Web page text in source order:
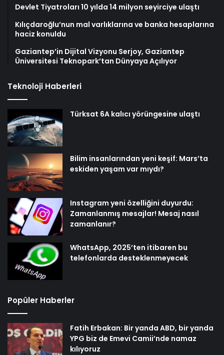
Devlet Tiyatroları 10 yılda 14 milyon seyirciye ulaştı
Kılıçdaroğlu’nun mal varlıklarına ve banka hesaplarına
haciz konuldu
Gaziantep’in Dijital Vizyonu Serjoy, Gaziantep
Üniversitesi Teknopark’tan Dünyaya Açılıyor
Teknoloji Haberleri
Türksat 6A kalıcı yörüngesine ulaştı
Bilim insanlarından yeni keşif: Mars’ta
eskiden yaşam var mıydı?
Instagram yeni özelliğini duyurdu:
Zamanlanmış mesajlar! Mesaj nasıl
zamanlanır?
WhatsApp, 2025’ten itibaren bu
telefonlarda desteklenmeyecek
Popüler Haberler
Fatih Erbakan: Bir yanda ABD, bir yanda
YPG biz de Emevi Camii’nde namaz
kılıyoruz